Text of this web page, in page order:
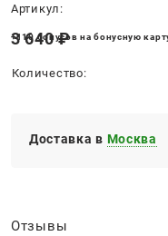
Артикул:
3 640 ₽
+110 бонусов на бонусную
Количество:
Доставка в Москва
Отзывы